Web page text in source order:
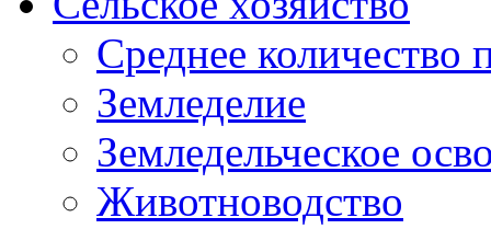
Среднее количество
Земледелие
Земледельческое
Животноводство